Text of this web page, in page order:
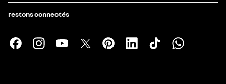
restons connectés